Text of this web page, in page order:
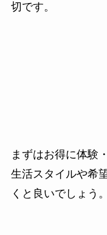
切です。
まずはお得に体験
生活スタイルや希
くと良いでしょう。